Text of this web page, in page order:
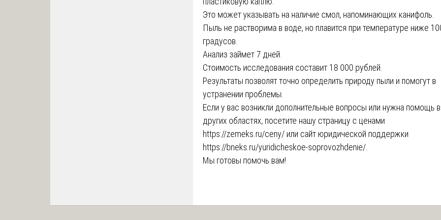
Это может указывать на наличие смол, напоминающих канифоль.
Пыль не растворима в воде, но плавится при температуре ниже
градусов.
Анализ займет 7 дней.
Стоимость исследования составит 18 000 рублей.
Результаты позволят точно определить природу пыли и помогут в
устранении проблемы.
Если у вас возникли дополнительные вопросы или нужна помощь в
других областях, посетите нашу страницу с ценами
https://zemeks.ru/ceny/ или сайт юридической поддержки
https://bneks.ru/yuridicheskoe-soprovozhdenie/
Мы готовы помочь вам!